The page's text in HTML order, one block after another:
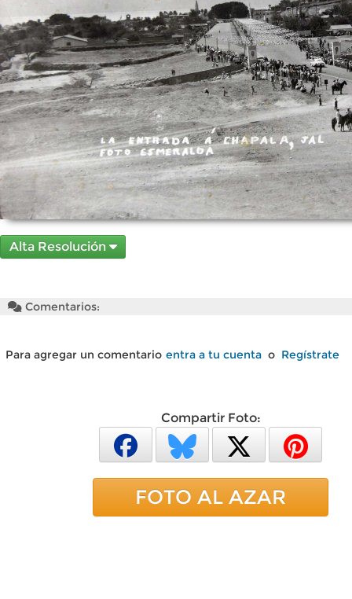
Alta Resolución
Comentarios:
Para agregar un comentario entra a tu cuenta o Regístrate
Compartir Foto:
FOTO AL AZAR